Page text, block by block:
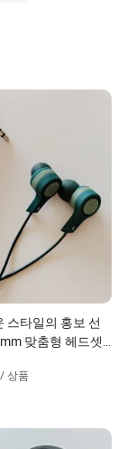
스타일의 홍보 선
맞춤형 헤드셋
/ 상품